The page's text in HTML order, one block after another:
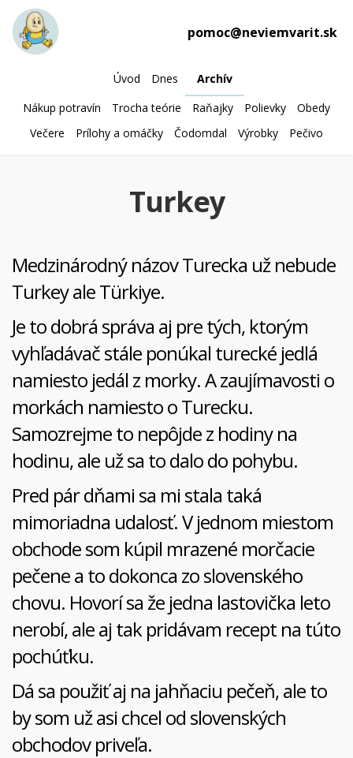
pomoc@neviemvarit.sk
Úvod Dnes
Archív
Nákup potravín
Trocha teórie Raňajky Polievky
Obedy
Večere
Prílohy a omáčky Čodomdal Výrobky Pečivo
Turkey
Medzinárodný názov Turecka už nebude
Turkey ale Türkiye.
Je to dobrá správa aj pre tých, ktorým
vyhľadávač stále ponúkal turecké jedlá
namiesto jedál z morky. A zaujímavosti o
morkách namiesto o Turecku.
Samozrejme to nepôjde z hodiny na
hodinu, ale už sa to dalo do pohybu.
Pred pár dňami sa mi stala taká
mimoriadna udalosť. V jednom miestom
obchode som kúpil mrazené morčacie
pečene a to dokonca zo slovenského
chovu. Hovorí sa že jedna lastovička leto
nerobí, ale aj tak pridávam recept na túto
pochúťku.
Dá sa použiť aj na jahňaciu pečeň, ale to
by som už asi chcel od slovenských
obchodov priveľa.